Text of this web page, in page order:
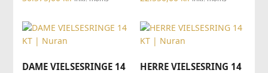
DAME VIELSESRINGE 14
HERRE VIELSESRING 14